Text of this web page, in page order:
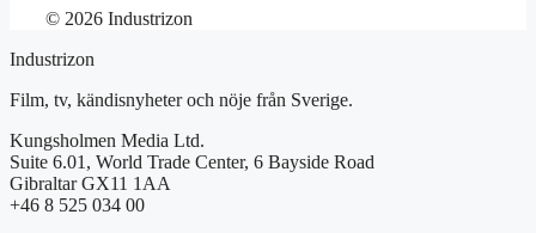
© 2026 Industrizon
Industrizon
Film, tv, kändisnyheter och nöje från Sverige.
Kungsholmen Media Ltd.
Suite 6.01, World Trade Center, 6 Bayside Road
Gibraltar GX11 1AA
+46 8 525 034 00